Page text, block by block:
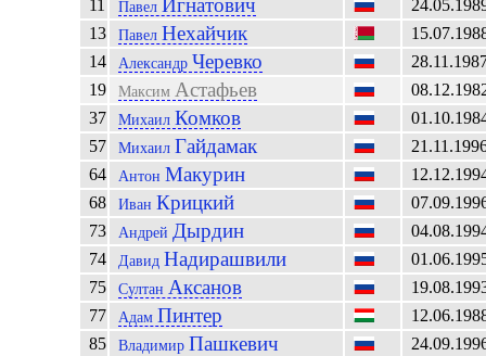
11
Павел Игнатович
13
Павел Нехайчик
14
Александр Черевко
19
Максим Астафьев
37
Михаил Комков
57
Михаил Гайдамак
64
Антон Макурин
68
Иван Крицкий
73
Андрей Дырдин
74
Давид Надирашвили
75
Султан Аксанов
77
Адам Пинтер
85
Владимир Пашкевич